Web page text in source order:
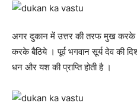
अगर दुकान में उत्तर की तरफ मुख करके
करके बैठिये । पूर्व भगवान सूर्य देव की
धन और यश की प्राप्ति होती है ।